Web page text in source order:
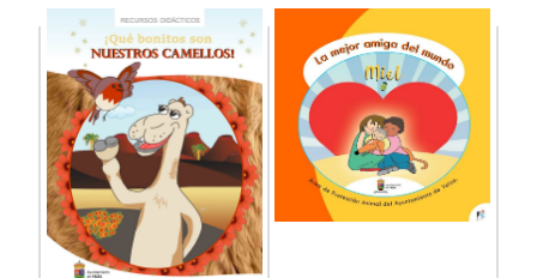
municipio de Yaiza empezó esta semana su
primera experiencia en los Programas de
Formación en Alternancia con el Empleo
(PFAE), que concretamente en el sur de
Lanzarote ofrecen aprendizaje y trabajo a
cuarenta y cinco personas de distintas
edades, durante once meses, en las áreas de
ayuda a domicilio, dinamización [...]